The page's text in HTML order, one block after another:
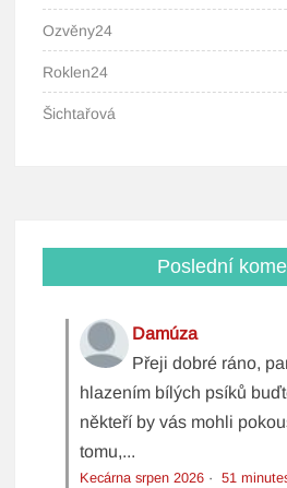
Ozvěny24
Roklen24
Šichtařová
Poslední
Damúza
Přeji dobré ráno,
hlazením bílých psíků
někteří by vás mohli
tomu,...
Kecárna srpen 2026 ·51